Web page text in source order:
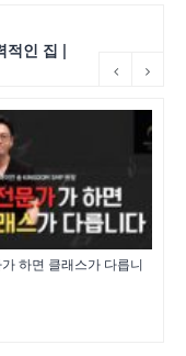
적인 집 |
가 하면 클래스가 다릅니